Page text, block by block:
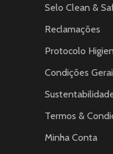
Selo Clean &
Reclamações
Protocolo
Condições
Termos &
Minha Conta